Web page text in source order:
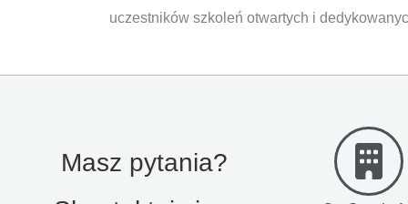
uczestników szkoleń otwartych i
Masz pytania?